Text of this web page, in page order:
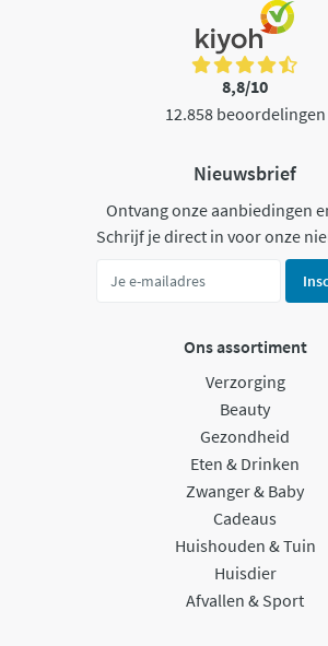
8,8/10
12.858 beoordelingen
Nieuwsbrief
Ontvang onze aanbiedingen
Schrijf je direct in voor onze
Ons assortiment
Verzorging
Beauty
Gezondheid
Eten & Drinken
Zwanger & Baby
Cadeaus
Huishouden & Tuin
Huisdier
Afvallen & Sport